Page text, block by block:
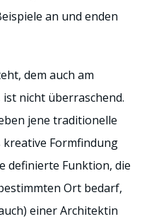
an und enden
dem auch am
nicht überraschend.
jene traditionelle
Formfindung
definierte Funktion, die
Ort bedarf,
einer Architektin